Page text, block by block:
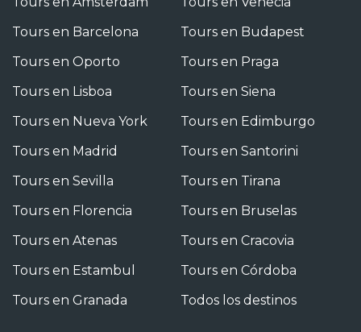
Tours en Barcelona
Tours en Oporto
Tours en Lisboa
Tours en Nueva York
Tours en Madrid
Tours en Sevilla
Tours en Florencia
Tours en Atenas
Tours en Estambul
Tours en Granada
Tours en Budapest
Tours en Praga
Tours en Siena
Tours en Edimburgo
Tours en Santorini
Tours en Tirana
Tours en Bruselas
Tours en Cracovia
Tours en Córdoba
Todos los destinos